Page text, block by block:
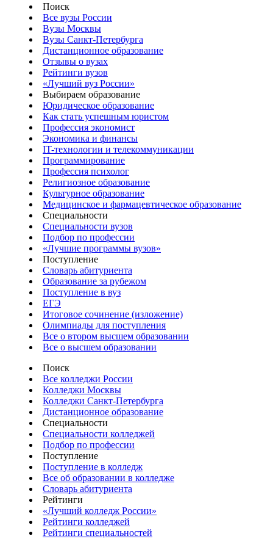
Поиск
Все вузы России
Вузы Москвы
Вузы Санкт-Петербурга
Дистанционное образование
Отзывы о вузах
Рейтинги вузов
«Лучший вуз России»
Выбираем образование
Юридическое образование
Как стать успешным юристом
Профессия экономист
Экономика и финансы
IT-технологии и телекоммуникации
Программирование
Профессия психолог
Религиозное образование
Культурное образование
Медицинское и фармацевтическое образование
Специальности
Специальности вузов
Подбор по профессии
«Лучшие программы вузов»
Поступление
Словарь абитуриента
Образование за рубежом
Поступление в вуз
ЕГЭ
Итоговое сочинение (изложение)
Олимпиады для поступления
Все о втором высшем образовании
Все о высшем образовании
Поиск
Все колледжи России
Колледжи Москвы
Колледжи Санкт-Петербурга
Дистанционное образование
Специальности
Специальности колледжей
Подбор по профессии
Поступление
Поступление в колледж
Все об образовании в колледже
Словарь абитуриента
Рейтинги
«Лучший колледж России»
Рейтинги колледжей
Рейтинги специальностей